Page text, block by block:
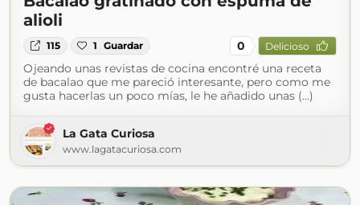
alioli
115 1 Guardar 0 Delicioso
Ojeando unas revistas de cocina encontré una receta
de bacalao que me pareció interesante, pero como me
gusta hacerlas un poco mías, le he añadido unas (...)
La Gata Curiosa
www.lagatacuriosa.com